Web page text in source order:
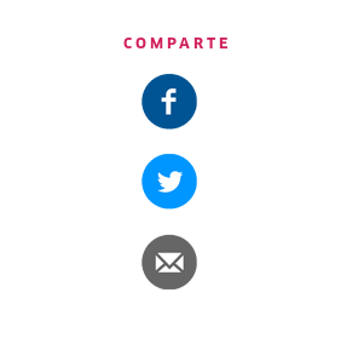
COMPARTE